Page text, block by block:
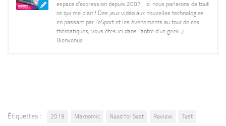
espace d'expression depuis 2007 ! Ici nous parlerons de tout
ce qui me plait ! Des jeux vidéo aux nouvelles technologies
en passant par l'eSport et les évènements au tour de ces
thématiques, vous êtes ici dans l'antre d'un geek ;)
Bienvenue !
Étiquettes : 2019 Maxnomic Need for Seat Review Test